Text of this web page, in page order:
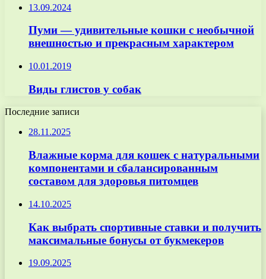
13.09.2024
Пуми — удивительные кошки с необычной
внешностью и прекрасным характером
10.01.2019
Виды глистов у собак
Последние записи
28.11.2025
Влажные корма для кошек с натуральными
компонентами и сбалансированным
составом для здоровья питомцев
14.10.2025
Как выбрать спортивные ставки и получить
максимальные бонусы от букмекеров
19.09.2025